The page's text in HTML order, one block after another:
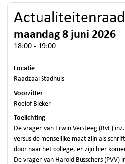
Actualiteitenraad
maandag 8 juni 2026
18:00 - 19:00
Locatie
Raadzaal Stadhuis
Voorzitter
Roelof Bleker
Toelichting
De vragen van Erwin Versteeg (BvE)
versus de menselijke maat zijn als
door naar het college, en zijn hier
De vragen van Harold Busschers (PVV)